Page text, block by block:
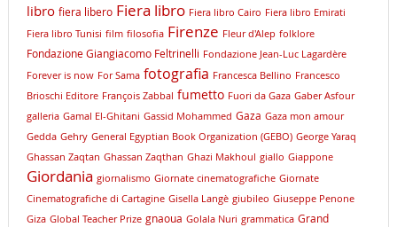
libro fiera libero Fiera libro Fiera libro Cairo Fiera libro Emirati
Fiera libro Tunisi film filosofia Firenze Fleur d'Alep folklore
Fondazione Giangiacomo Feltrinelli Fondazione Jean-Luc Lagardère
Forever is now For Sama fotografia Francesca Bellino Francesco
Brioschi Editore François Zabbal fumetto Fuori da Gaza Gaber Asfour
galleria Gamal El-Ghitani Gassid Mohammed Gaza Gaza mon amour
Gedda Gehry General Egyptian Book Organization (GEBO) George Yaraq
Ghassan Zaqtan Ghassan Zaqthan Ghazi Makhoul giallo Giappone
Giordania giornalismo Giornate cinematografiche Giornate
Cinematografiche di Cartagine Gisella Langè giubileo Giuseppe Penone
Giza Global Teacher Prize gnaoua Golala Nuri grammatica Grand